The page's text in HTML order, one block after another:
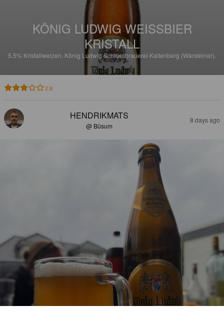
KÖNIG LUDWIG WEISSBIER
KRISTALL
5.5% Kristallweizen. König Ludwig Schlossbrauerei Kaltenberg (Warsteiner).
2.8
HENDRIKMATS
@ Büsum
8 days ago